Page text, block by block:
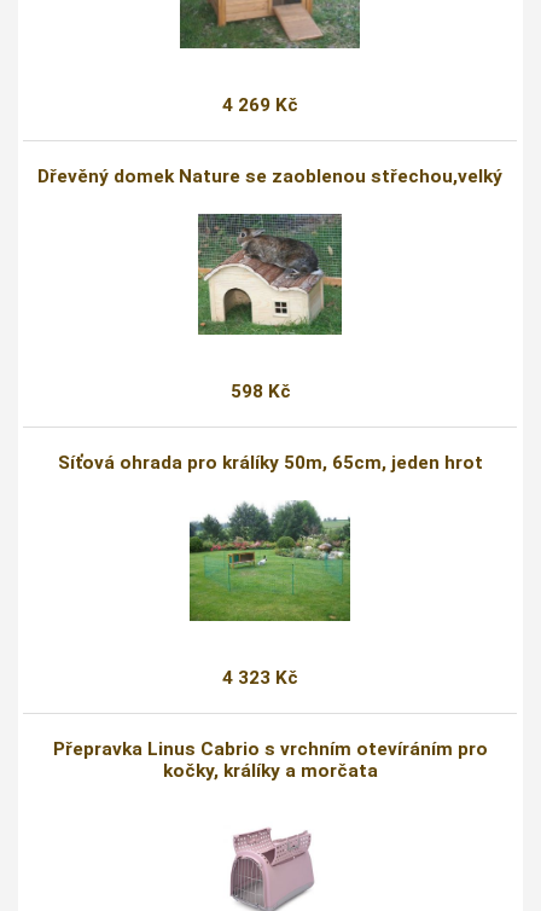
4 269 Kč
Dřevěný domek Nature se zaoblenou střechou,velký
598 Kč
Síťová ohrada pro králíky 50m, 65cm, jeden hrot
4 323 Kč
Přepravka Linus Cabrio s vrchním otevíráním pro
kočky, králíky a morčata